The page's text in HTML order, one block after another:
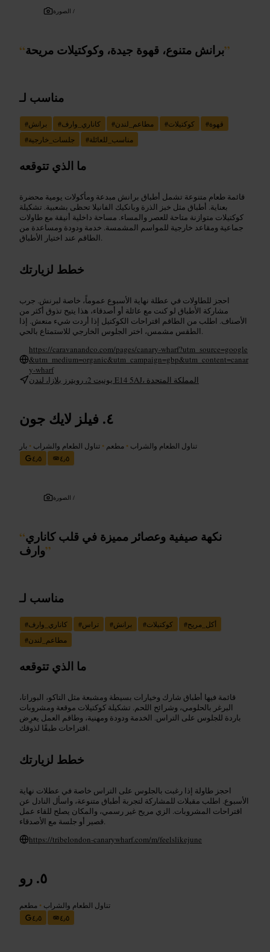
الصورة /
“برانش متنوع، قهوة جيدة، وكوكتيلات مريحة”
مناسب لـ
#برانش #كاناري_وارف #مطاعم_لندن #كوكتيلات #قهوة
#جلسات_خارجية #مناسب_للعائلة
ما الذي تتوقعه
قائمة طعام متنوعة تشمل أطباق برانش مبدعة ومأكولات يومية محضرة
بعناية. أطباق مثل خبز الذرة وبانكيك الفانيلا تحظى بشعبية. تشكيلة
كوكتيلات متوازنة متاحة للعصر والمساء. مساحة داخلية أنيقة مع طاولات
جماعية ومقاعد خارجية للمواسم المشمسة. خدمة ودودة ومساعدة من
الطاقم عند اختيار الأطباق.
خطط لزيارتك
احجز للطاولات في عطلة نهاية الأسبوع عموماً، خاصة لبرنش. جرب
مشاركة الأطباق لو كنت مع عائلة أو أصدقاء، هذا يتيح تذوق أكثر من
الأصناف. اطلب من الطاقم اقتراحات الكوكتيل إذا أردت شيء منعش. إذا
الطقس مشمس، اختر الجلوس الخارجي للاستمتاع بالحي.
https://caravanandco.com/pages/canary-wharf?utm_source=google
&utm_medium=organic&utm_campaign=gbp&utm_content=canar
y-wharf
يونيت 2، رويترز بلازا، لندن E14 5AJ، المملكة المتحدة
فيلز لايك جون
تناول الطعام والشراب • مطعم • تناول الطعام والشراب • بار
٤٫٥
٤٫٥
الصورة /
“نكهة صيفية وعصائر مميزة في قلب كاناري
وارف”
مناسب لـ
#كاناري_وارف #تراس #برانش #كوكتيلات #أكل_مريح
#مطاعم_لندن
ما الذي تتوقعه
قائمة فيها أطباق شارك وخيارات بسيطة ومشبعة مثل التاكو، البوراتا،
البرغر بالحلومي، وشرائح اللحم. تشكيلة كوكتيلات موقعة ومشروبات
باردة للجلوس على التراس. الخدمة ودودة ومهنية، وطاقم العمل يعرِض
اقتراحات طبقًا لذوقك.
خطط لزيارتك
احجز طاولة إذا رغبت بالجلوس على التراس خاصة في عطلات نهاية
الأسبوع. اطلب مقبلات للمشاركة لتجربة أطباق متنوعة، واسأل النادل عن
اقتراحات المشروبات. الزي مريح غير رسمي، والمكان يصلح للقاء عمل
قصير أو جلسة مع الأصدقاء.
https://tribelondon-canarywharf.com/m/feelslikejune
رو
تناول الطعام والشراب • مطعم
٤٫٥
٤٫٥